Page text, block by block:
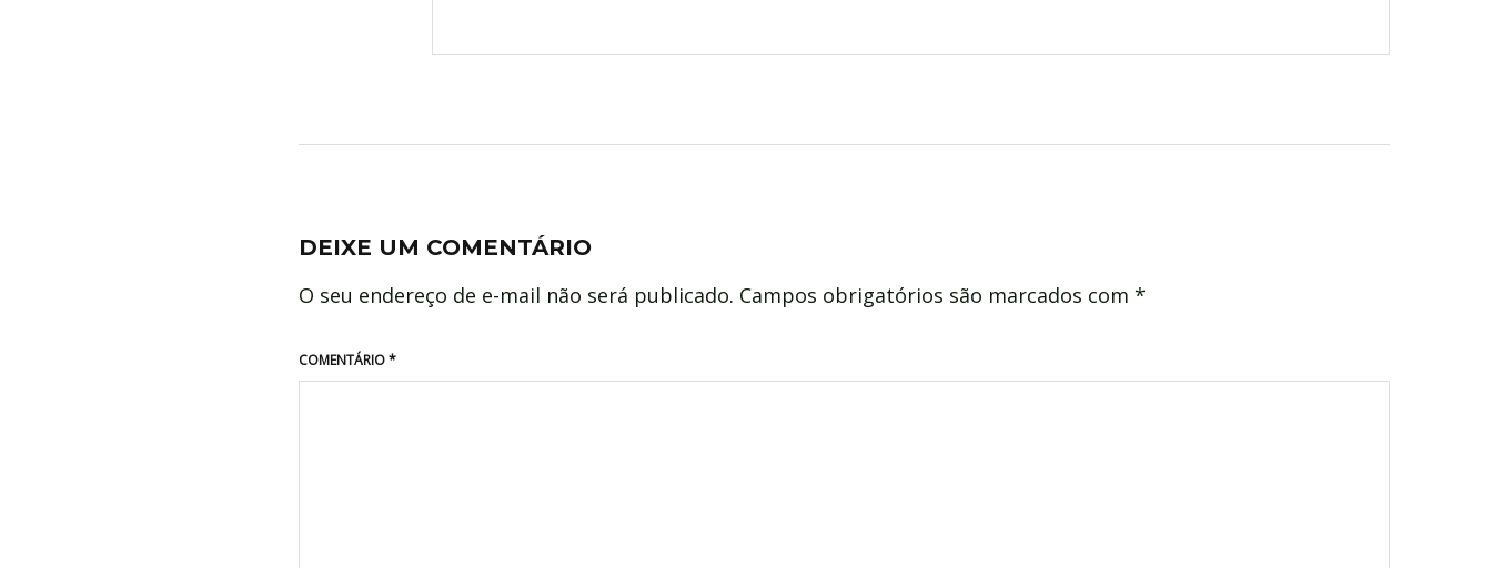
DEIXE UM COMENTÁRIO
O seu endereço de e-mail não será publicado. Campos obrigatórios são marcados com *
COMENTÁRIO*